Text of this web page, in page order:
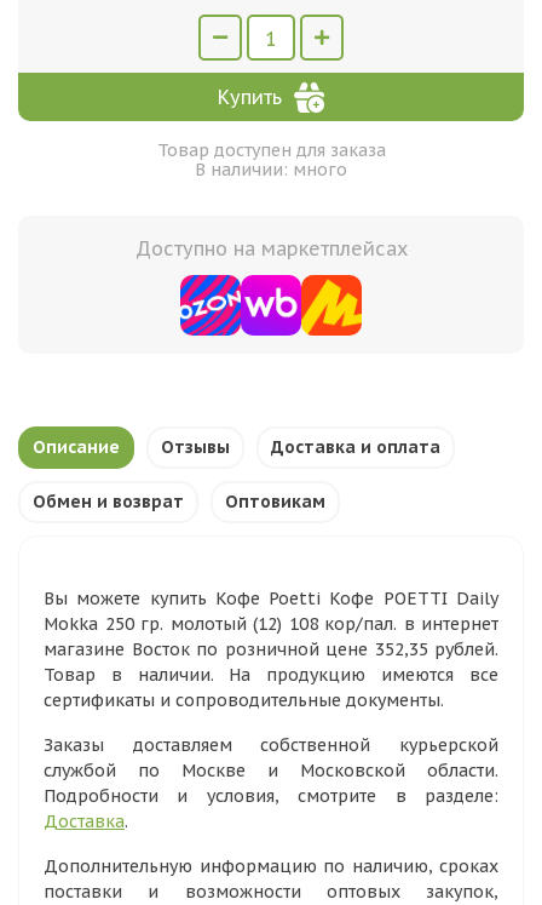
Купить
Товар доступен для заказа
В наличии: много
Доступно на маркетплейсах
Описание Отзывы Доставка и оплата
Обмен и возврат Оптовикам
Вы можете купить Кофе Poetti Кофе POETTI Daily
Mokka 250 гр. молотый (12) 108 кор/пал. в интернет
магазине Восток по розничной цене 352,35 рублей.
Товар в наличии. На продукцию имеются все
сертификаты и сопроводительные документы.
Заказы доставляем собственной курьерской
службой по Москве и Московской области.
Подробности и условия, смотрите в разделе:
Доставка.
Дополнительную информацию по наличию, сроках
поставки и возможности оптовых закупок,